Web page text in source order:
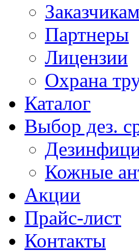
Заказчикам
Партнеры
Лицензии
Охрана
Каталог
Выбор дез.
Кожные
Акции
Прайс-лист
Контакты